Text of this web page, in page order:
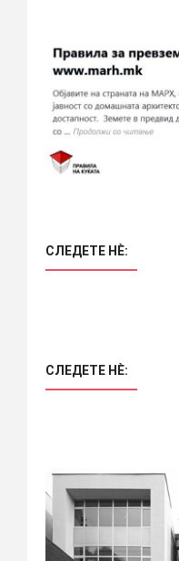
СЛЕДЕТЕ НÈ:
СЛЕДЕТЕ НÈ: